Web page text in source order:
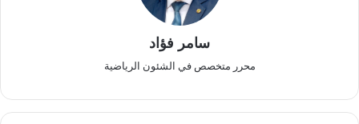
سامر فؤاد
محرر متخصص في الشئون الرياضية